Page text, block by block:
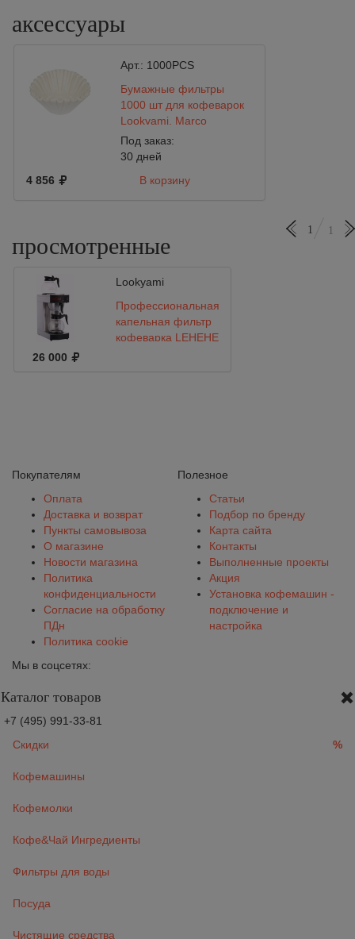
аксессуары
Арт.: 1000PCS
Бумажные фильтры
1000 шт для кофеварок
Lookyami, Marco
Под заказ:
30 дней
4 856
В корзину
просмотренные
1 1
Lookyami
Профессиональная
капельная фильтр
кофеварка LEHEHE
26 000
Покупателям
Оплата
Доставка и возврат
Пункты самовывоза
О магазине
Новости магазина
Политика
конфиденциальности
Согласие на обработку
ПДн
Политика cookie
Полезное
Статьи
Подбор по бренду
Карта сайта
Контакты
Выполненные проекты
Акция
Установка кофемашин -
подключение и
настройка
Мы в соцсетях:
Каталог товаров
+7 (495) 991-33-81
Скидки
%
Кофемашины
Кофемолки
Кофе&Чай Ингредиенты
Фильтры для воды
Посуда
Чистящие средства